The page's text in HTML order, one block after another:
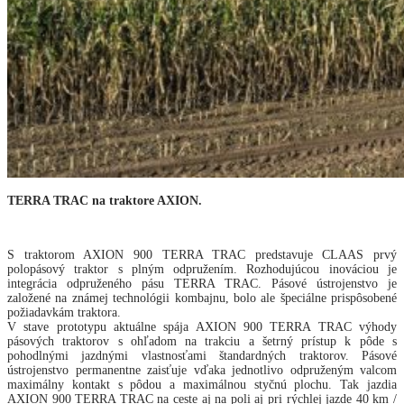
TERRA TRAC na traktore AXION.
S traktorom AXION 900 TERRA TRAC predstavuje CLAAS prvý
polopásový traktor s plným odpružením. Rozhodujúcou inováciou je
integrácia odpruženého pásu TERRA TRAC. Pásové ústrojenstvo je
založené na známej technológii kombajnu, bolo ale špeciálne prispôsobené
požiadavkám traktora.
V stave prototypu aktuálne spája AXION 900 TERRA TRAC výhody
pásových traktorov s ohľadom na trakciu a šetrný prístup k pôde s
pohodlnými jazdnými vlastnosťami štandardných traktorov. Pásové
ústrojenstvo permanentne zaisťuje vďaka jednotlivo odpruženým valcom
maximálny kontakt s pôdou a maximálnou styčnú plochu. Tak jazdia
AXION 900 TERRA TRAC na ceste aj na poli aj pri rýchlej jazde 40 km /